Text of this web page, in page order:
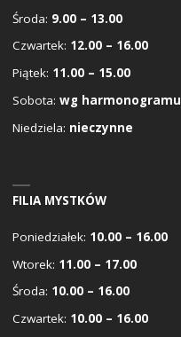
Środa: 9.00 – 13.00
Czwartek: 12.00 – 16.00
Piątek: 11.00 – 15.00
Sobota: wg harmonogramu
Niedziela: nieczynne
FILIA MYSTKÓW
Poniedziałek: 10.00 – 16.00
Wtorek: 11.00 – 17.00
Środa: 10.00 – 16.00
Czwartek: 10.00 – 16.00